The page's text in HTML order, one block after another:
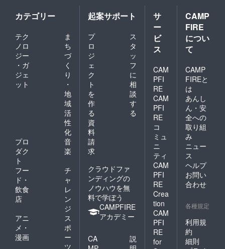
どちら
かをご
記載く
ださ
い。
するお
名前と
『＠』
から始
まるID
とメッ
セージ
０文字
以内）
を記入
してく
ださ
い。 ┗
スペ
シャル
サンク
スはご
希望者
様のみ
です。
┗必ず
備考欄
に掲載
望す
望しな
い』の
どちら
かをご
カテゴリー
テク
ノロ
ジー
・ガ
ジェ
ット
ま
ち
づ
く
り
・
地
域
活
性
化
プロ
ダク
ト
音
楽
フー
ド・
飲食
店
チ
ャ
レ
ン
ジ
アニ
メ・
漫画
ス
ポ
ー
ツ
起案サポート
プ
ロ
ジ
ェ
ク
ト
を
作
る
ス
タ
ッ
フ
に
相
談
す
る
資
料
請
求
クラウドファ
ンディングの
ノウハウを無
料で学ぼう
CAMPFIRE
アカデミー
CA
説
サ
ー
ビ
ス
CAM
PFI
RE
CAM
PFI
RE
コ
ミュ
ニ
ティ
CAM
PFI
RE
Crea
tion
CAM
PFI
RE
for
CAMP
FIRE
につい
て
CAMP
FIREと
は
あんし
ん・安
全への
取り組
み
ニュー
ス
ヘルプ
お問い
合わせ
各種規定
利用規
約
細則